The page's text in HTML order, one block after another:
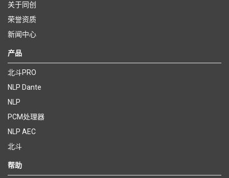
关于同创
荣誉资质
新闻中心
产品
北斗PRO
NLP Dante
NLP
PCM处理器
NLP AEC
北斗
帮助